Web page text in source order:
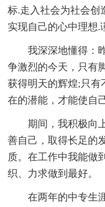
标.走入社会为社会创
实现自己的心中理想.
我深深地懂得：昨
争激烈的今天，只有
获得明天的辉煌;只有
在的潜能，才能使自
期间，我积极向上
善自己，取得长足的
质。在工作中我能做
织、力求做到最好。
在两年的中专生涯